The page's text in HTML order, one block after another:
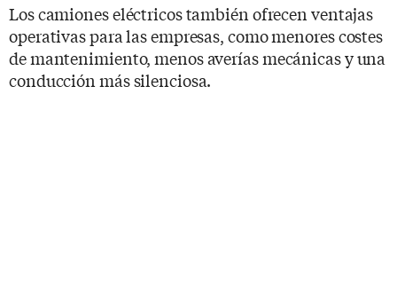
Los camiones eléctricos también ofrecen ventajas
operativas para las empresas, como menores costes
de mantenimiento, menos averías mecánicas y una
conducción más silenciosa.